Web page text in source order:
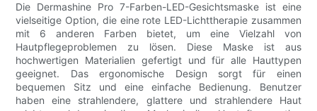
Die Dermashine Pro 7-Farben-LED-Gesichtsmaske ist eine
vielseitige Option, die eine rote LED-Lichttherapie zusammen
mit 6 anderen Farben bietet, um eine Vielzahl von
Hautpflegeproblemen zu lösen. Diese Maske ist aus
hochwertigen Materialien gefertigt und für alle Hauttypen
geeignet. Das ergonomische Design sorgt für einen
bequemen Sitz und eine einfache Bedienung. Benutzer
haben eine strahlendere, glattere und strahlendere Haut